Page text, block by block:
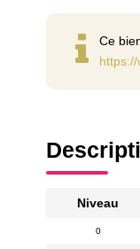
Ce
Niveau
0